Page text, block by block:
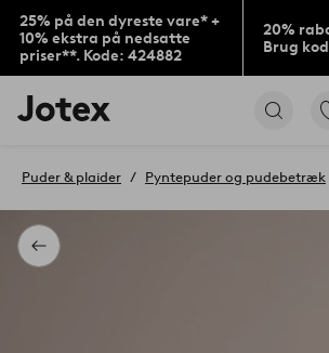
25% på den dyreste vare* +
10% ekstra på nedsatte
priser**. Kode: 424882
20%
Brug
Jotex
logo
til
Tilbage
Puder & plaider Pyntepuder og pudebetræk